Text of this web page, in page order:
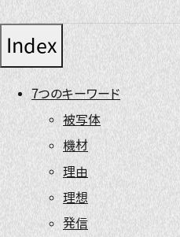
Index
7つのキーワード
被写体
機材
理由
理想
発信